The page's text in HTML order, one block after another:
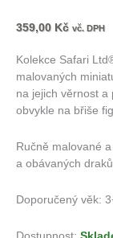
359,00 Kč vč. DPH
Kolekce Safari
malovaných
na jejich věrnost a
obvykle na břiše
Ručně malované
a obávaných
Doporučený věk: